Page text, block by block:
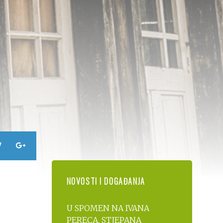
NOVOSTI I DOGAĐANJA
U SPOMEN NA IVANA
PERECA, STJEPANA